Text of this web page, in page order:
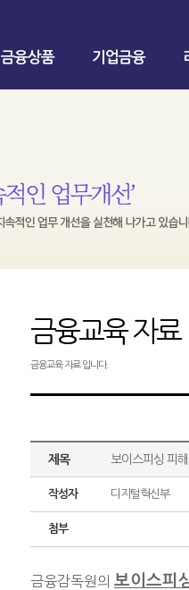
금융상품 기업금융
금융교육 자료
금융교육 자료 입니다.
제목 보이스피싱 피
작성자 디지털혁신부
첨부
금융감독원의 보이스피